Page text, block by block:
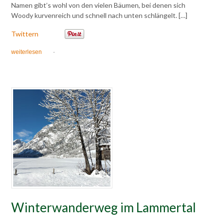
Namen gibt’s wohl von den vielen Bäumen, bei denen sich
Woody kurvenreich und schnell nach unten schlängelt. […]
Twittern
weiterlesen ·
Winterwanderweg im Lammertal